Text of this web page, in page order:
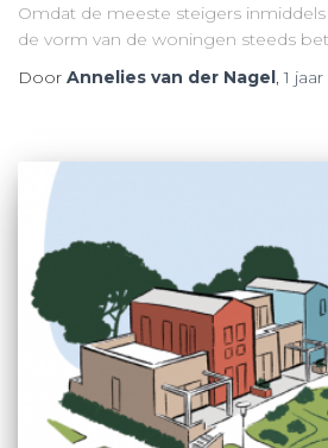
Omdat de meeste steigers
de vorm van de woningen steeds
Door Annelies van der Nagel ,1 jaar